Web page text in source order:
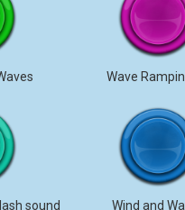
Wave
sound Wind and